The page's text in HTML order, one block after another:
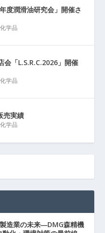
度潤滑油研究会」開催さ
学品
会「L.S.R.C.2026」開催
学品
売実績
学品
造業の未来―DMG森精機